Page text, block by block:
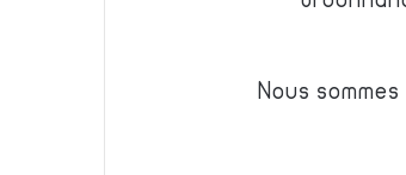
Nous